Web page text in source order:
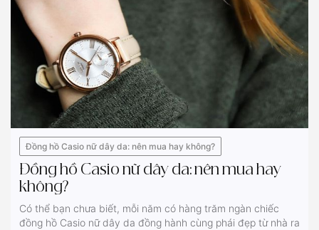
Đồng hồ Casio nữ dây da: nên mua hay không?
Đồng hồ Casio nữ dây da: nên mua hay
không?
Có thể bạn chưa biết, mỗi năm có hàng trăm ngàn chiếc
đồng hồ Casio nữ dây da đồng hành cùng phái đẹp từ nhà ra